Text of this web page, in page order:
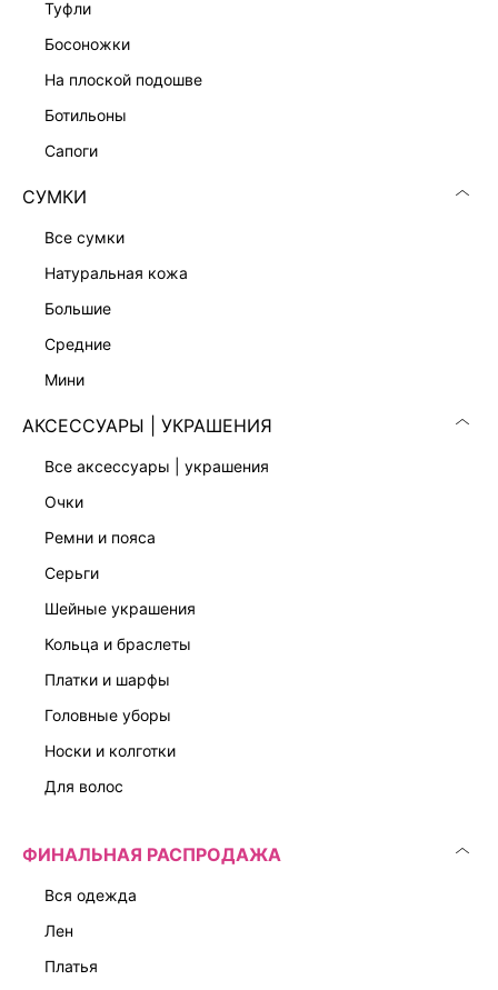
туфли
босоножки
на плоской подошве
ботильоны
сапоги
СУМКИ
все сумки
натуральная кожа
большие
средние
мини
АКСЕССУАРЫ | УКРАШЕНИЯ
все аксессуары | украшения
очки
ремни и пояса
серьги
шейные украшения
кольца и браслеты
платки и шарфы
головные уборы
носки и колготки
для волос
ФИНАЛЬНАЯ РАСПРОДАЖА
вся одежда
лен
платья
ЖАККАРДОВЫЙ ЖАКЕТ
13 999 ₽
БОМБЕР ИЗ ЭКОКОЖИ
15 999 ₽
КРУЖЕВНАЯ ЮБКА-ШОРТЫ